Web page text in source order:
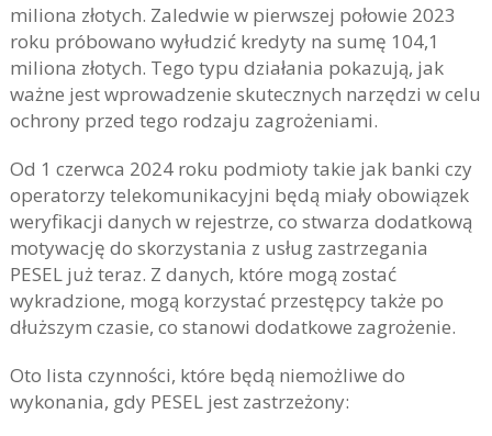
miliona złotych. Zaledwie w pierwszej połowie 2023
roku próbowano wyłudzić kredyty na sumę 104,1
miliona złotych. Tego typu działania pokazują, jak
ważne jest wprowadzenie skutecznych narzędzi w celu
ochrony przed tego rodzaju zagrożeniami.
Od 1 czerwca 2024 roku podmioty takie jak banki czy
operatorzy telekomunikacyjni będą miały obowiązek
weryfikacji danych w rejestrze, co stwarza dodatkową
motywację do skorzystania z usług zastrzegania
PESEL już teraz. Z danych, które mogą zostać
wykradzione, mogą korzystać przestępcy także po
dłuższym czasie, co stanowi dodatkowe zagrożenie.
Oto lista czynności, które będą niemożliwe do
wykonania, gdy PESEL jest zastrzeżony: